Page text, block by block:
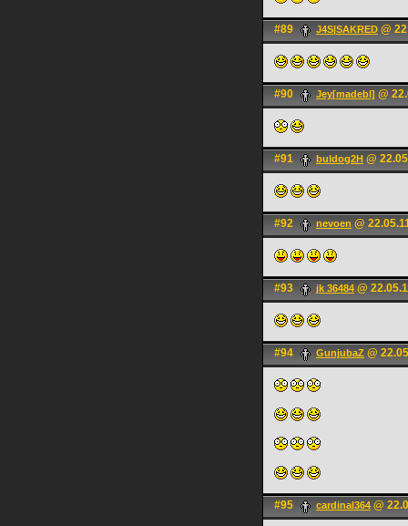
#89 J4S|SAKRED @
#90 Jey[madebl] @
#91 buldog2H @
#92 nevoen @
#93 jk 36484 @
#94 GunjubaZ @
#95 cardinal364 @